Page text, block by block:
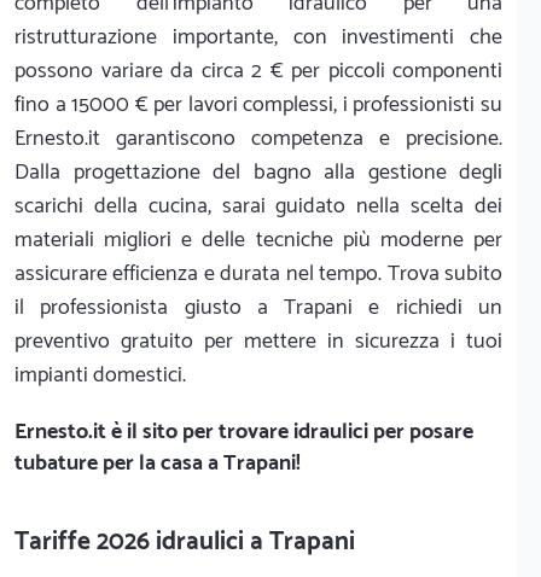
ristrutturazione importante, con investimenti che
possono variare da circa 2 € per piccoli componenti
fino a 15000 € per lavori complessi, i professionisti su
Ernesto.it garantiscono competenza e precisione.
Dalla progettazione del bagno alla gestione degli
scarichi della cucina, sarai guidato nella scelta dei
materiali migliori e delle tecniche più moderne per
assicurare efficienza e durata nel tempo. Trova subito
il professionista giusto a Trapani e richiedi un
preventivo gratuito per mettere in sicurezza i tuoi
impianti domestici.
Ernesto.itè il sito per trovare idraulici per posare
tubature per la casa a Trapani!
Tariffe 2026 idraulici a Trapani